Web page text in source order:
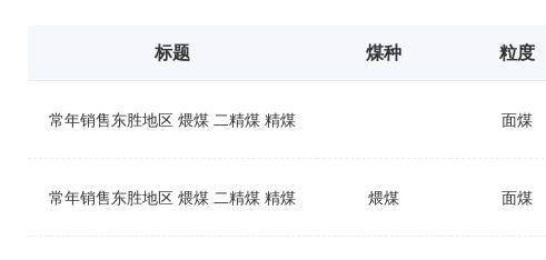
标题 煤种 粒度
常年销售东胜地区 煨煤 二精煤 精煤 面煤
常年销售东胜地区 煨煤 二精煤 精煤 煨煤 面煤